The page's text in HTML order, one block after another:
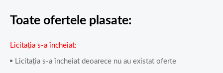
Toate ofertele plasate:
Licitația s-a încheiat
Licitația s-a încheiat deoarece nu au existat oferte